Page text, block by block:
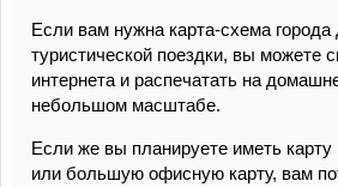
Если вам нужна карта-схема города
туристической поездки, вы можете
интернета и распечатать на
небольшом масштабе.
Если же вы планируете иметь
или большую офисную карту, вам